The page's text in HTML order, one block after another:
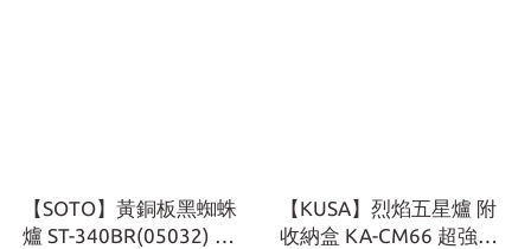
【SOTO】黃銅板黑蜘蛛
爐 ST-340BR(05032) 附
【KUSA】烈焰五星爐 附
收納盒 KA-CM66 超強火